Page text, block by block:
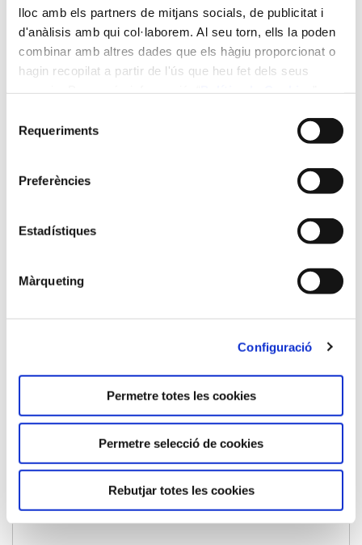
lloc amb els partners de mitjans socials, de publicitat i
d'anàlisis amb qui col·laborem. Al seu torn, ells la poden
combinar amb altres dades que els hàgiu proporcionat o
hagin recopilat a partir de l'ús que heu fet dels seus
Requeriments
Preferències
Estadístiques
Màrqueting
Configuració
Permetre totes les cookies
Permetre selecció de cookies
Rebutjar totes les cookies
Horari:
Campus Virtual Moodle
Plànol de situació:
Preu:
310 €
Beques i facilitats de pagament: